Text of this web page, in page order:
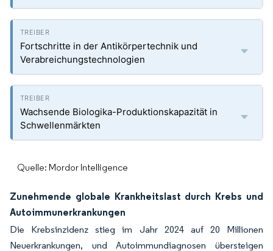
Fortschritte in der Antikörpertechnik und
Verabreichungstechnologien
Wachsende Biologika-Produktionskapazität in
Schwellenmärkten
Quelle: Mordor Intelligence
Zunehmende globale Krankheitslast durch Krebs und
Autoimmunerkrankungen
Die Krebsinzidenz stieg im Jahr 2024 auf 20 Millionen
Neuerkrankungen, und Autoimmundiagnosen übersteigen